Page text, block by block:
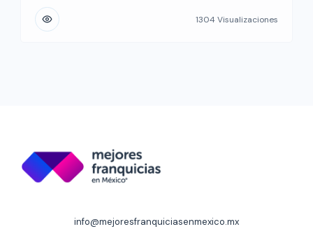
para ofrecerte una solución precisa y hemos
logrado eficientar los procesos técnicos para lograr
1304 Visualizaciones
info@mejoresfranquiciasenmexico.mx